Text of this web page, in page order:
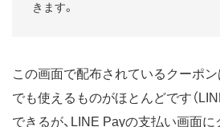
きます。
この画面で配布されているクーポ
でも使えるものがほとんどです（
できるが、LINE Payの支払い画面